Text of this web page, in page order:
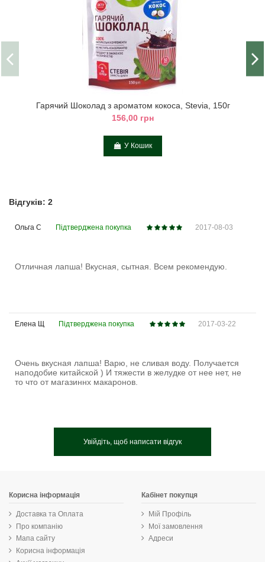
Гарячий Шоколад з ароматом кокоса, Stevia, 150г
156,00 грн
У Кошик
Відгуків: 2
Ольга С Підтверджена покупка 2017-08-03
Отличная лапша! Вкусная, сытная. Всем рекомендую.
Елена Щ Підтверджена покупка 2017-03-22
Очень вкусная лапша! Варю, не сливая воду. Получается
наподобие китайской ) И тяжести в желудке от нее нет, не
то что от магазиннх макаронов.
Увійдіть, щоб написати відгук
Корисна інформація
Доставка та Оплата
Про компанію
Мапа сайту
Корисна інформація
Кабінет покупця
Мій Профіль
Мої замовлення
Адреси